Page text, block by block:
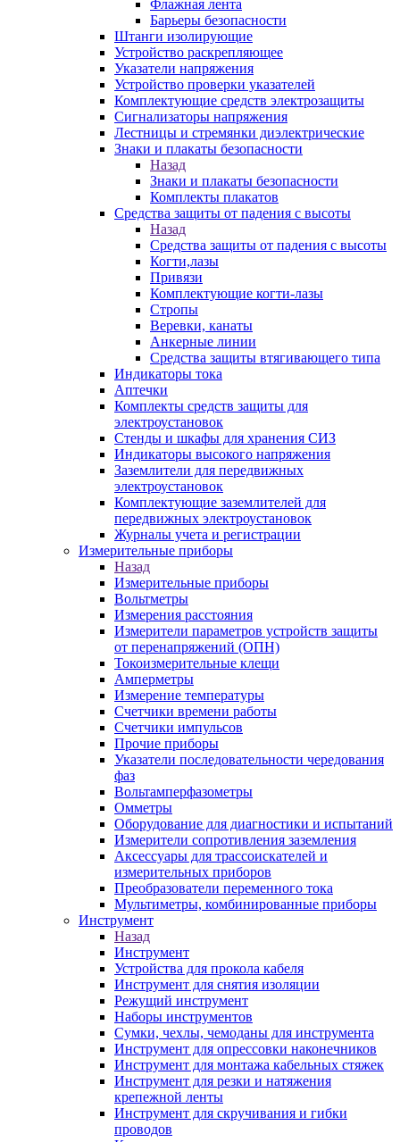
Флажная лента
Барьеры безопасности
Штанги изолирующие
Устройство раскрепляющее
Указатели напряжения
Устройство проверки указателей
Комплектующие средств электрозащиты
Сигнализаторы напряжения
Лестницы и стремянки диэлектрические
Знаки и плакаты безопасности
Назад
Знаки и плакаты безопасности
Комплекты плакатов
Средства защиты от падения с высоты
Назад
Средства защиты от падения с высоты
Когти,лазы
Привязи
Комплектующие когти-лазы
Стропы
Веревки, канаты
Анкерные линии
Средства защиты втягивающего типа
Индикаторы тока
Аптечки
Комплекты средств защиты для
электроустановок
Стенды и шкафы для хранения СИЗ
Индикаторы высокого напряжения
Заземлители для передвижных
электроустановок
Комплектующие заземлителей для
передвижных электроустановок
Журналы учета и регистрации
Измерительные приборы
Назад
Измерительные приборы
Вольтметры
Измерения расстояния
Измерители параметров устройств защиты
от перенапряжений (ОПН)
Токоизмерительные клещи
Амперметры
Измерение температуры
Счетчики времени работы
Счетчики импульсов
Прочие приборы
Указатели последовательности чередования
фаз
Вольтамперфазометры
Омметры
Оборудование для диагностики и испытаний
Измерители сопротивления заземления
Аксессуары для трассоискателей и
измерительных приборов
Преобразователи переменного тока
Мультиметры, комбинированные приборы
Инструмент
Назад
Инструмент
Устройства для прокола кабеля
Инструмент для снятия изоляции
Режущий инструмент
Наборы инструментов
Сумки, чехлы, чемоданы для инструмента
Инструмент для опрессовки наконечников
Инструмент для монтажа кабельных стяжек
Инструмент для резки и натяжения
крепежной ленты
Инструмент для скручивания и гибки
проводов